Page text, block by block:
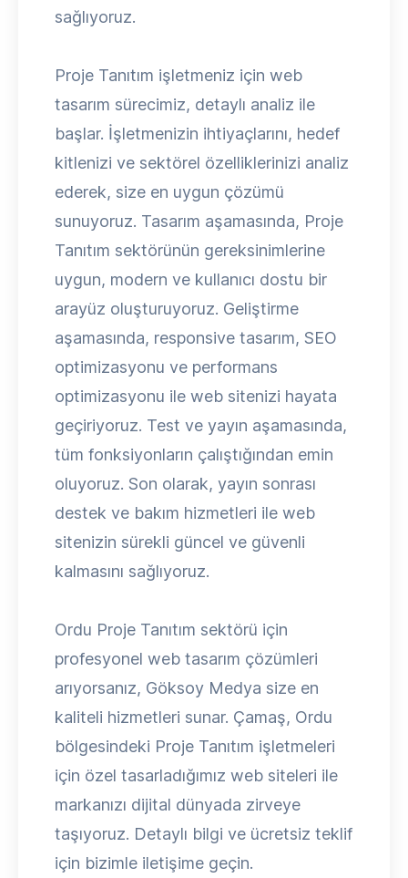
sağlıyoruz.
Proje Tanıtım işletmeniz için web
tasarım sürecimiz, detaylı analiz ile
başlar. İşletmenizin ihtiyaçlarını, hedef
kitlenizi ve sektörel özelliklerinizi analiz
ederek, size en uygun çözümü
sunuyoruz. Tasarım aşamasında, Proje
Tanıtım sektörünün gereksinimlerine
uygun, modern ve kullanıcı dostu bir
arayüz oluşturuyoruz. Geliştirme
aşamasında, responsive tasarım, SEO
optimizasyonu ve performans
optimizasyonu ile web sitenizi hayata
geçiriyoruz. Test ve yayın aşamasında,
tüm fonksiyonların çalıştığından emin
oluyoruz. Son olarak, yayın sonrası
destek ve bakım hizmetleri ile web
sitenizin sürekli güncel ve güvenli
kalmasını sağlıyoruz.
Ordu Proje Tanıtım sektörü için
profesyonel web tasarım çözümleri
arıyorsanız, Göksoy Medya size en
kaliteli hizmetleri sunar. Çamaş, Ordu
bölgesindeki Proje Tanıtım işletmeleri
için özel tasarladığımız web siteleri ile
markanızı dijital dünyada zirveye
taşıyoruz. Detaylı bilgi ve ücretsiz teklif
için bizimle iletişime geçin.